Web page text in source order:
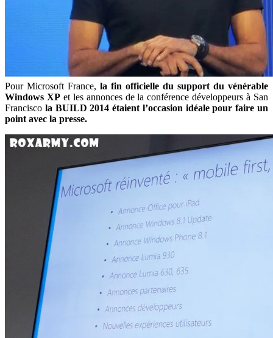
Pour Microsoft France, la fin officielle du support du vénérable
Windows XPet les annonces de la conférence développeurs à San
Francisco la BUILD 2014 étaient l’occasion idéale pour faire un
point avec la presse.